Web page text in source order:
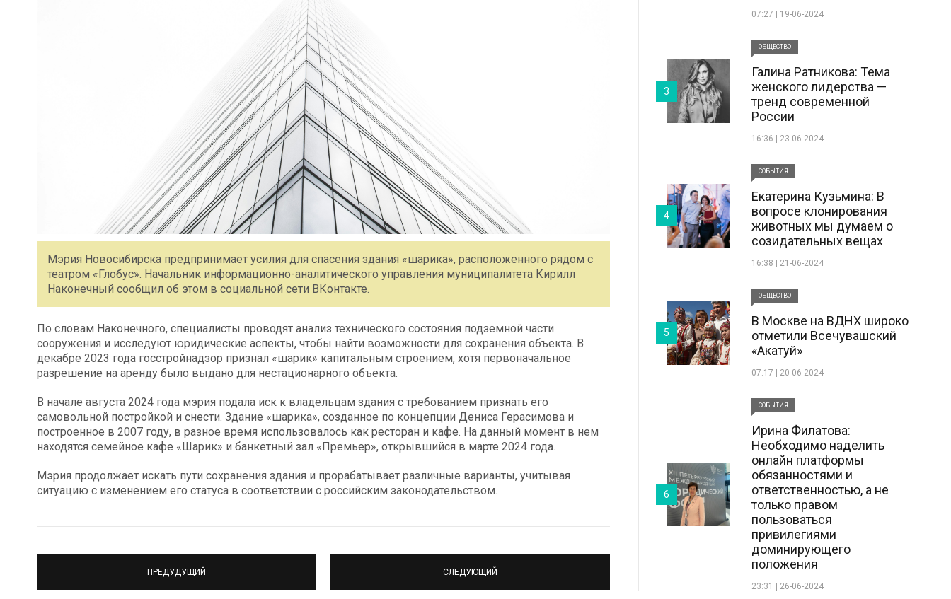
Мэрия Новосибирска предпринимает усилия для спасения здания «шарика», расположенного рядом с
театром «Глобус». Начальник информационно-аналитического управления муниципалитета Кирилл
Наконечный сообщил об этом в социальной сети ВКонтакте.
По словам Наконечного, специалисты проводят анализ технического состояния подземной части
сооружения и исследуют юридические аспекты, чтобы найти возможности для сохранения объекта. В
декабре 2023 года госстройнадзор признал «шарик» капитальным строением, хотя первоначальное
разрешение на аренду было выдано для нестационарного объекта.
В начале августа 2024 года мэрия подала иск к владельцам здания с требованием признать его
самовольной постройкой и снести. Здание «шарика», созданное по концепции Дениса Герасимова и
построенное в 2007 году, в разное время использовалось как ресторан и кафе. На данный момент в нем
находятся семейное кафе «Шарик» и банкетный зал «Премьер», открывшийся в марте 2024 года.
Мэрия продолжает искать пути сохранения здания и прорабатывает различные варианты, учитывая
ситуацию с изменением его статуса в соответствии с российским законодательством.
ПРЕДУДУЩИЙ СЛЕДУЮЩИЙ
07:27 | 19-06-2024
ОБЩЕСТВО
Галина Ратникова: Тема
женского лидерства —
тренд современной
России
16:36 | 23-06-2024
3
СОБЫТИЯ
Екатерина Кузьмина: В
вопросе клонирования
животных мы думаем о
созидательных вещах
16:38 | 21-06-2024
4
ОБЩЕСТВО
В Москве на ВДНХ широко
отметили Всечувашский
«Акатуй»
07:17 | 20-06-2024
5
СОБЫТИЯ
Ирина Филатова:
Необходимо наделить
онлайн платформы
обязанностями и
ответственностью, а не
только правом
пользоваться
привилегиями
доминирующего
положения
23:31 | 26-06-2024
6